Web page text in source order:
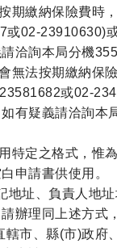
期繳納保險費時
或02-23910630)
洽詢本局分機
無法按期繳納保
或02-
有疑義請洽詢本
特定之格式，惟
申請書供使用。
地址、負責人地
辦理同上述方式
轄市、縣(市)政府